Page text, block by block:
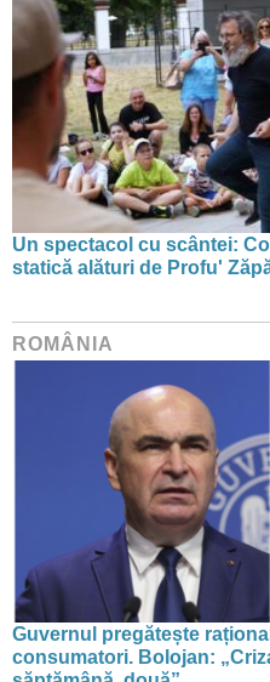
Un spectacol cu scântei:
statică alături de Profu'
ROMÂNIA
Guvernul pregătește
consumatori. Bolojan: